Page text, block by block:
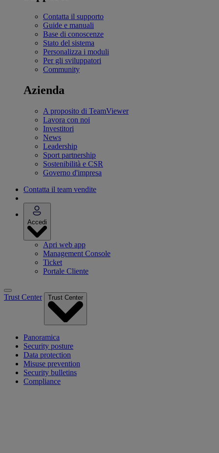
Contatta il supporto
Guide e manuali
Base di conoscenze
Stato del sistema
Personalizza i moduli
Per gli sviluppatori
Community
Azienda
A proposito di TeamViewer
Lavora con noi
Investitori
News
Leadership
Sport partnership
Sostenibilità e CSR
Governo d'impresa
Contatta il team vendite
Accedi
Apri web app
Management Console
Ticket
Portale Cliente
Trust Center Trust Center
Panoramica
Security posture
Data protection
Misuse prevention
Security bulletins
Compliance